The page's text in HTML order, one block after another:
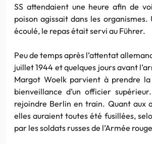
SS attendaient une heure afin de
poison agissait dans les organismes.
écoulé, le repas était servi au Führer.
Peu de temps après l’attentat
juillet 1944 et quelques jours avant
Margot Woelkparvient à prendre
bienveillance d’un officier
rejoindre Berlin en train. Quantaux
elles auraient toutes été fusillées,
par les soldats russes de l’Armée